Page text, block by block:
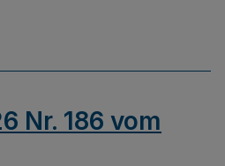
Nr. 186 vom